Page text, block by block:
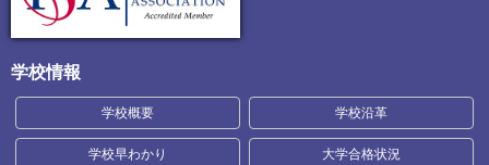
学校情報
学校概要 学校沿革
学校早わかり 大学合格状況